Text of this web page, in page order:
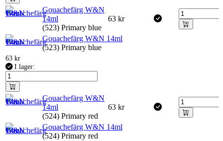
Gouachefärg W&N
14ml
(523) Primary blue
63 kr
Gouachefärg W&N 14ml
(523) Primary blue
63 kr
I lager:
Gouachefärg W&N
14ml
(524) Primary red
63 kr
Gouachefärg W&N 14ml
(524) Primary red